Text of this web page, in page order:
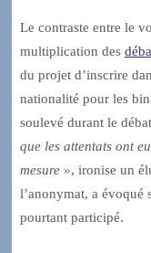
Le contraste entre le
multiplication des
du projet d’inscrire
nationalité pour les
soulevé durant le
que les attentats ont
mesure », ironise un
l’anonymat, a évoqué
pourtant participé.